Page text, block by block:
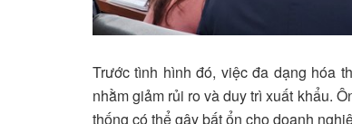
Trước tình hình đó, việc đa dạng hóa
nhằm giảm rủi ro và duy trì xuất khẩu.
thống có thể gây bất ổn cho doanh